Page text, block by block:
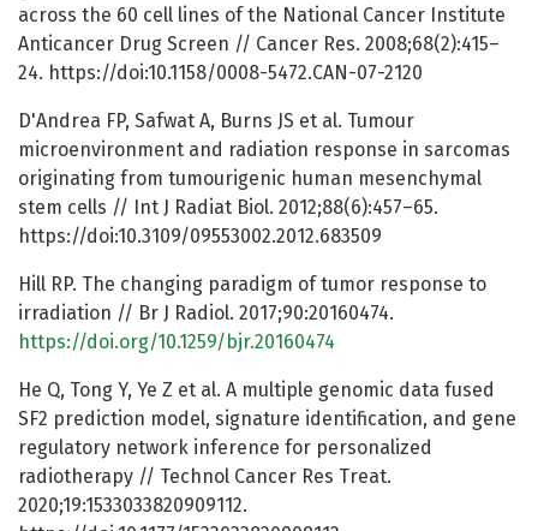
across the 60 cell lines of the National Cancer Institute
Anticancer Drug Screen // Cancer Res. 2008;68(2):415–
24. https://doi:10.1158/0008-5472.CAN-07-2120
D'Andrea FP, Safwat A, Burns JS et al. Tumour
microenvironment and radiation response in sarcomas
originating from tumourigenic human mesenchymal
stem cells // Int J Radiat Biol. 2012;88(6):457–65.
https://doi:10.3109/09553002.2012.683509
Hill RP. The changing paradigm of tumor response to
irradiation // Br J Radiol. 2017;90:20160474.
https://doi.org/10.1259/bjr.20160474
He Q, Tong Y, Ye Z et al. A multiple genomic data fused
SF2 prediction model, signature identification, and gene
regulatory network inference for personalized
radiotherapy // Technol Cancer Res Treat.
2020;19:1533033820909112.